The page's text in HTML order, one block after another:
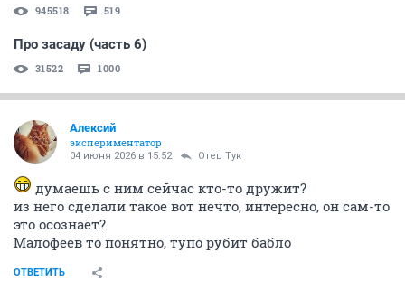
945518 519
Про засаду (часть 6)
31522 1000
Алексий
экспериментатор
04 июня 2026 в 15:52 Отец Тук
думаешь с ним сейчас кто-то дружит?
из него сделали такое вот нечто, интересно, он сам-то
это осознаёт?
Малофеев то понятно, тупо рубит бабло
ОТВЕТИТЬ